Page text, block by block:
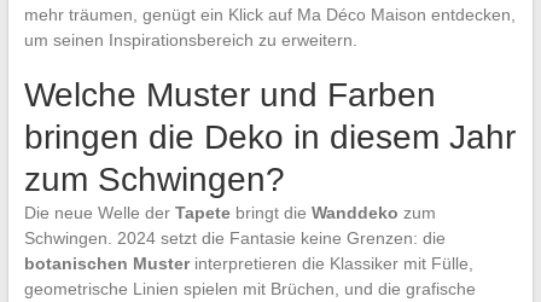
mehr träumen, genügt ein Klick auf Ma Déco Maison entdecken,
um seinen Inspirationsbereich zu erweitern.
Welche Muster und Farben
bringen die Deko in diesem Jahr
zum Schwingen?
Die neue Welle der Tapetebringt die Wanddeko zum
Schwingen. 2024 setzt die Fantasie keine Grenzen: die
botanischen Musterinterpretieren die Klassiker mit Fülle,
geometrische Linien spielen mit Brüchen, und die grafische